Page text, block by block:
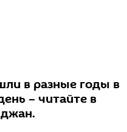
в разные годы в
– читайте в